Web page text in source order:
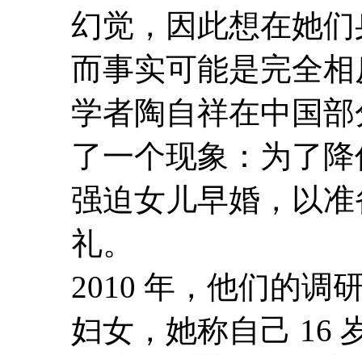
幻觉，因此想在她
而事实可能是完全
学者陶自祥在中国
了一个现象：为了
强迫女儿早婚，以
礼。
2010 年，他们的调
妇女，她称自己 16